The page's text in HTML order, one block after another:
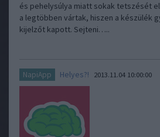
és pehelysúlya miatt sokak tetszését
a legtöbben vártak, hiszen a készülék
kijelzőt kapott. Sejteni…..
NapiApp Helyes?! 2013.11.04 10:00:00